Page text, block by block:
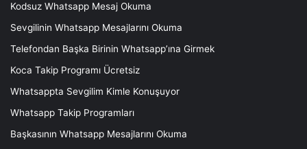
Kodsuz Whatsapp Mesaj Okuma
Sevgilinin Whatsapp Mesajlarını Okuma
Telefondan Başka Birinin Whatsapp’ına Girmek
Koca Takip Programı Ücretsiz
Whatsappta Sevgilim Kimle Konuşuyor
Whatsapp Takip Programları
Başkasının Whatsapp Mesajlarını Okuma